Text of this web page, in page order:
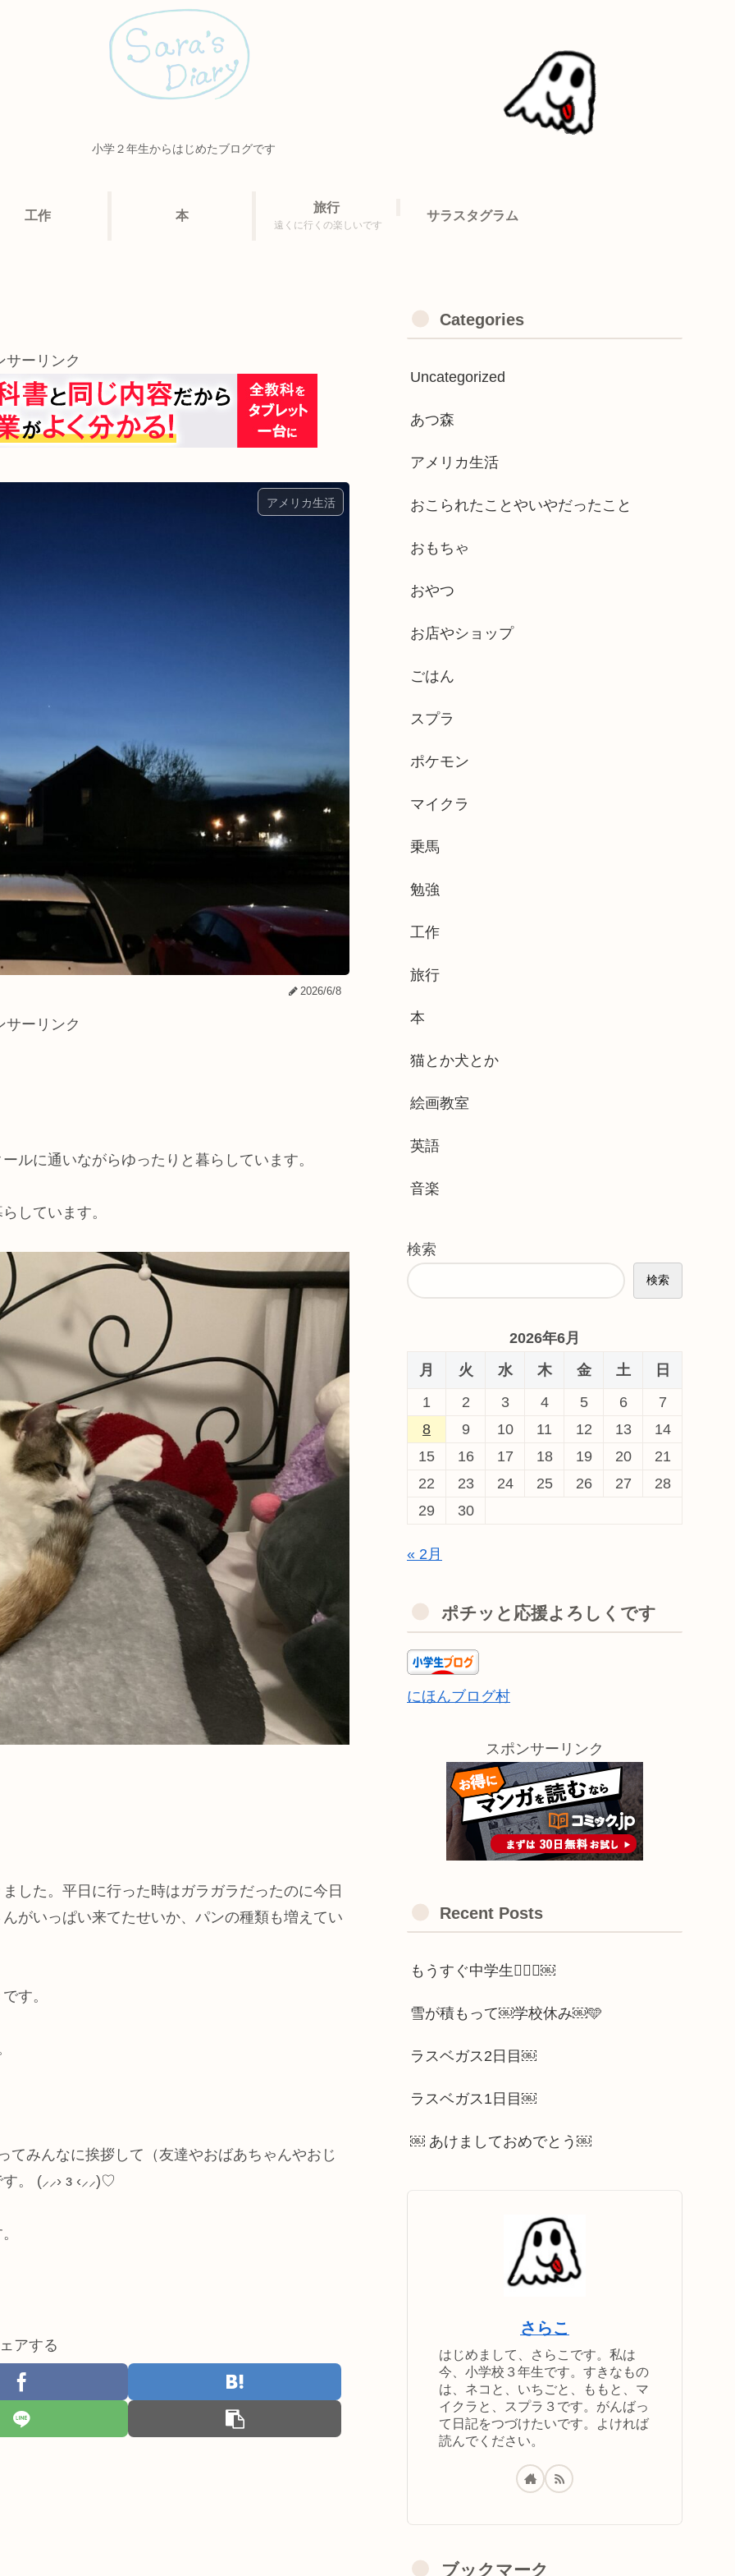
小学２年生からはじめたブログです
工作 本
旅行
遠くに行くの楽しいです
サラスタグラム
サーリンク
アメリカ生活
2026/6/8
サーリンク
ルに通いながらゆったりと暮らしています。
しています。
した。平日に行った時はガラガラだったのに今日
がいっぱい来てたせいか、パンの種類も増えてい
す。
みんなに挨拶して（友達やおばあちゃんやおじ
。‪ ‪(⸝⸝› з ‹⸝⸝)‬♡
アする
Categories
Uncategorized
あつ森
アメリカ生活
おこられたことやいやだったこと
おもちゃ
おやつ
お店やショップ
ごはん
スプラ
ポケモン
マイクラ
乗馬
勉強
工作
旅行
本
猫とか犬とか
絵画教室
英語
音楽
検索
検索
2026年6月
月
火 水 木 金 土
日
1
2 3 4 5 6
7
8
9 10 11 12 13
14
15
16 17 18 19 20
21
22
23 24 25 26 27
28
29
30
« 2月
ポチッと応援よろしくです
にほんブログ村
スポンサーリンク
Recent Posts
もうすぐ中学生🫪🫪🫪￼
雪が積もって￼学校休み￼🩵
ラスベガス2日目￼
ラスベガス1日目￼
￼ あけましておめでとう￼
さらこ
はじめまして、さらこです。私は
今、小学校３年生です。すきなもの
は、ネコと、いちごと、ももと、マ
イクラと、スプラ３です。がんばっ
て日記をつづけたいです。よければ
読んでください。
ブックマーク